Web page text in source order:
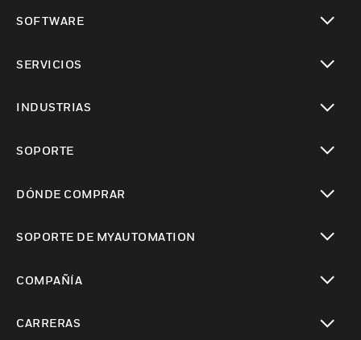
SOFTWARE
SERVICIOS
INDUSTRIAS
SOPORTE
DÓNDE COMPRAR
SOPORTE DE MYAUTOMATION
COMPAÑÍA
CARRERAS